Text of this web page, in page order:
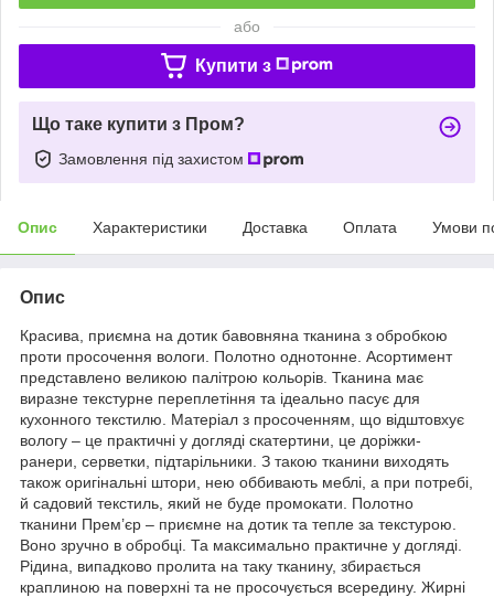
або
Купити з
Що таке купити з Пром?
Замовлення під захистом
Опис Характеристики Доставка Оплата Умови
Опис
Красива, приємна на дотик бавовняна тканина з обробкою
проти просочення вологи. Полотно однотонне. Асортимент
представлено великою палітрою кольорів. Тканина має
виразне текстурне переплетіння та ідеально пасує для
кухонного текстилю. Матеріал з просоченням, що відштовхує
вологу – це практичні у догляді скатертини, це доріжки-
ранери, серветки, підтарільники. З такою тканини виходять
також оригінальні штори, нею оббивають меблі, а при потребі,
й садовий текстиль, який не буде промокати. Полотно
тканини Прем’єр – приємне на дотик та тепле за текстурою.
Воно зручно в обробці. Та максимально практичне у догляді.
Рідина, випадково пролита на таку тканину, збирається
краплиною на поверхні та не просочується всередину. Жирні